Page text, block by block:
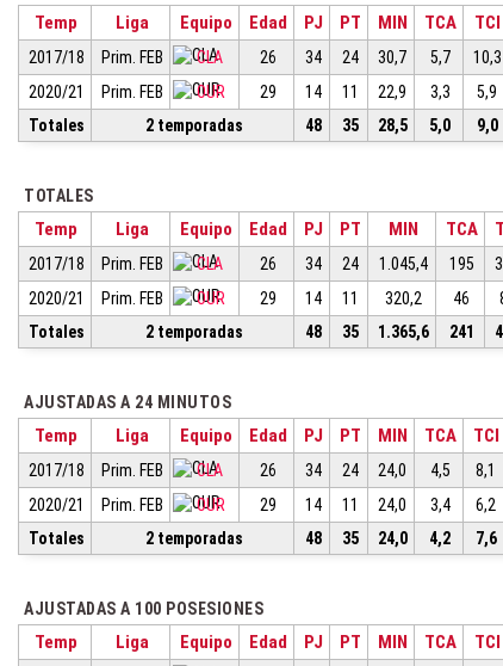
Temp Liga Equipo Edad PJ PT MIN TCA TCI
2017/18 Prim. FEB CLA 26 34 24 30,7 5,7 10,3
2020/21
Prim. FEB OUR 29 14 11 22,9 3,3 5,9
Totales
2 temporadas 48 35 28,5 5,0 9,0
TOTALES
Temp Liga Equipo Edad PJ PT MIN TCA
2017/18 Prim. FEB CLA 26 34 24 1.045,4 195
2020/21
Prim. FEB OUR 29 14 11 320,2 46
Totales
2 temporadas 48 35 1.365,6 241
AJUSTADAS A 24 MINUTOS
Temp Liga Equipo Edad PJ PT MIN TCA TCI
2017/18 Prim. FEB CLA 26 34 24 24,0 4,5 8,1
2020/21
Prim. FEB OUR 29 14 11 24,0 3,4 6,2
Totales
2 temporadas 48 35 24,0 4,2 7,6
AJUSTADAS A 100 POSESIONES
Temp Liga Equipo Edad PJ PT MIN TCA TCI